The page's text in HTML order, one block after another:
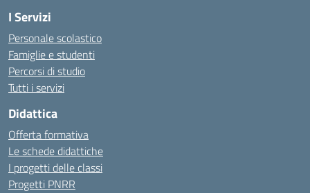
I Servizi
Personale scolastico
Famiglie e studenti
Percorsi di studio
Tutti i servizi
Didattica
Offerta formativa
Le schede didattiche
I progetti delle classi
Progetti PNRR